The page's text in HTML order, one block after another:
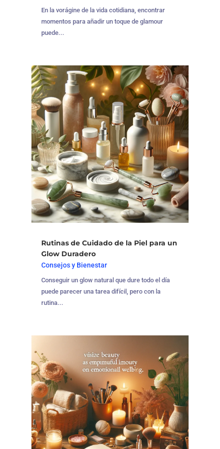
En la vorágine de la vida cotidiana, encontrar
momentos para añadir un toque de glamour
puede...
Rutinas de Cuidado de la Piel para un
Glow Duradero
Consejos y Bienestar
Conseguir un glow natural que dure todo el día
puede parecer una tarea difícil, pero con la
rutina...